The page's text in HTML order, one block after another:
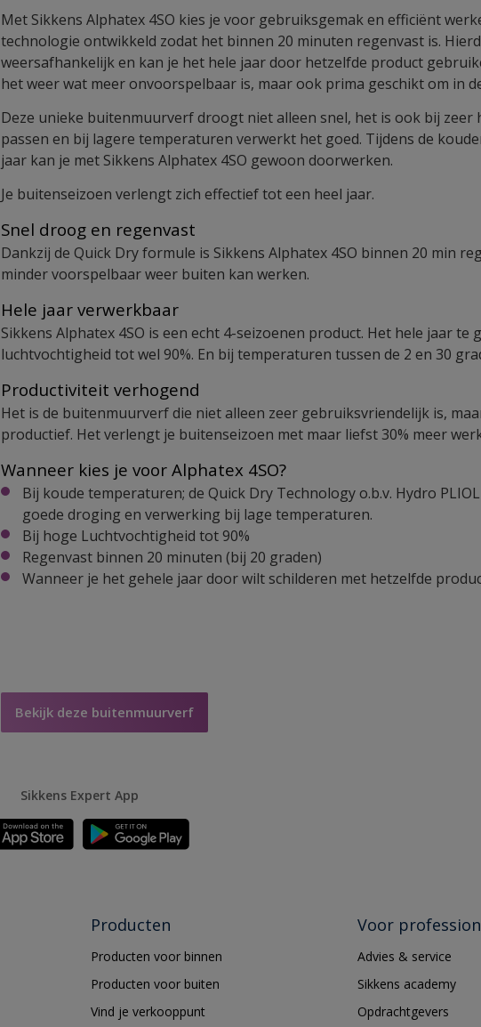
Met Sikkens Alphatex 4SO kies je voor gebruiksgemak en efficiënt
technologie ontwikkeld zodat het binnen 20 minuten regenvast is.
weersafhankelijk en kan je het hele jaar door hetzelfde product
het weer wat meer onvoorspelbaar is, maar ook prima geschikt om in
Deze unieke buitenmuurverf droogt niet alleen snel, het is ook bij zeer
passen en bij lagere temperaturen verwerkt het goed. Tijdens de
jaar kan je met Sikkens Alphatex 4SO gewoon doorwerken.
Je buitenseizoen verlengt zich effectief tot een heel jaar.
Snel droog en regenvast
Dankzij de Quick Dry formule is Sikkens Alphatex 4SO binnen 20 min
minder voorspelbaar weer buiten kan werken.
Hele jaar verwerkbaar
Sikkens Alphatex 4SO is een echt 4-seizoenen product. Het hele jaar te
luchtvochtigheid tot wel 90%. En bij temperaturen tussen de 2 en 30
Productiviteit verhogend
Het is de buitenmuurverf die niet alleen zeer gebruiksvriendelijk is,
productief. Het verlengt je buitenseizoen met maar liefst 30% meer
Wanneer kies je voor Alphatex 4SO?
Bij koude temperaturen; de Quick Dry Technology o.b.v. Hydro
goede droging en verwerking bij lage temperaturen.
Bij hoge Luchtvochtigheid tot 90%
Regenvast binnen 20 minuten (bij 20 graden)
Wanneer je het gehele jaar door wilt schilderen met hetzelfde
Bekijk deze buitenmuurverf
Sikkens Expert App
Producten
Producten voor binnen
Producten voor buiten
Vind je verkooppunt
Voor
Advies & service
Sikkens academy
Opdrachtgevers